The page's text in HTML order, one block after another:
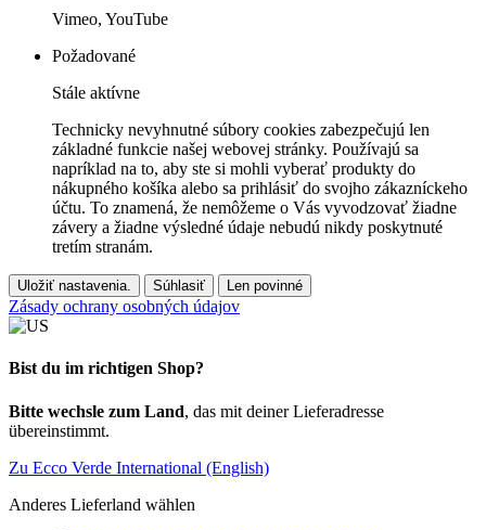
Vimeo, YouTube
Požadované
Stále aktívne
Technicky nevyhnutné súbory cookies zabezpečujú len
základné funkcie našej webovej stránky. Používajú sa
napríklad na to, aby ste si mohli vyberať produkty do
nákupného košíka alebo sa prihlásiť do svojho zákazníckeho
účtu. To znamená, že nemôžeme o Vás vyvodzovať žiadne
závery a žiadne výsledné údaje nebudú nikdy poskytnuté
tretím stranám.
Uložiť nastavenia. Súhlasiť Len povinné
Zásady ochrany osobných údajov
Bist du im richtigen Shop?
Bitte wechsle zum Land, das mit deiner Lieferadresse
übereinstimmt.
Zu Ecco Verde International (English)
Anderes Lieferland wählen